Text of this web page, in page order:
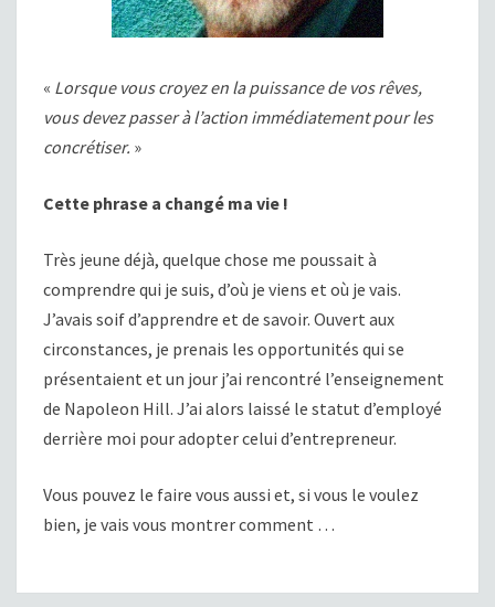
« Lorsque vous croyez en la puissance de vos rêves,
vous devez passer à l’action immédiatement pour les
concrétiser. »
Cette phrase a changé ma vie !
Très jeune déjà, quelque chose me poussait à
comprendre qui je suis, d’où je viens et où je vais.
J’avais soif d’apprendre et de savoir. Ouvert aux
circonstances, je prenais les opportunités qui se
présentaient et un jour j’ai rencontré l’enseignement
de Napoleon Hill. J’ai alors laissé le statut d’employé
derrière moi pour adopter celui d’entrepreneur.
Vous pouvez le faire vous aussi et, si vous le voulez
bien, je vais vous montrer comment …